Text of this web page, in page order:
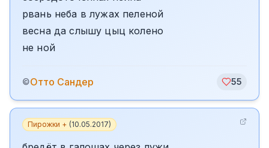
рвань неба в лужах пеленой
весна да слышу цыц колено
не ной
©Отто Сандер 55
Пирожки + (10.05.2017)